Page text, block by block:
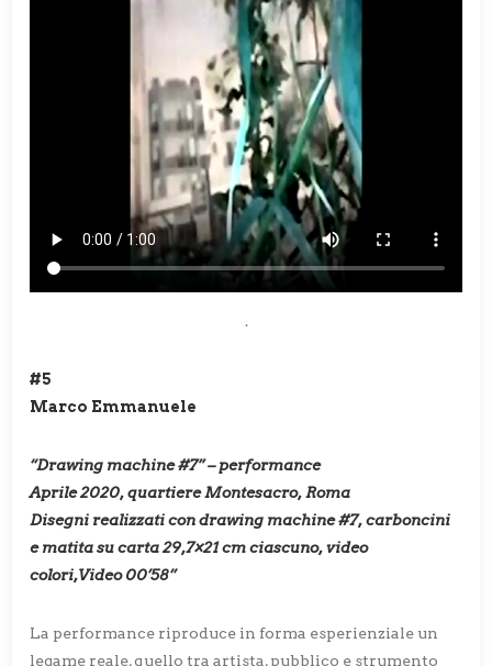
.
#5
Marco Emmanuele
“Drawing machine #7” – performance
Aprile 2020, quartiere Montesacro, Roma
Disegni realizzati con drawing machine #7, carboncini
e matita su carta 29,7×21 cm ciascuno, video
colori,Video 00’58’’
La performance riproduce in forma esperienziale un
legame reale, quello tra artista, pubblico e strumento